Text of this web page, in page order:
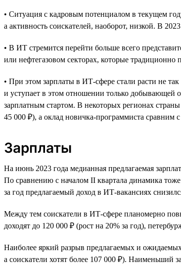
• Ситуация с кадровым потенциалом в текущем
а активность соискателей, наоборот, низкой. В
• В ИТ стремится перейти больше всего
или нефтегазовом секторах, которые
• При этом зарплаты в ИТ-сфере стали расти не
и уступает в этом отношении только добывающей
зарплатным стартом. В некоторых регионах
45 000 ₽), а оклад новичка-программиста сравним
Зарплаты
На июнь 2023 года медианная предлагаемая
По сравнению с началом II квартала динамика
за год предлагаемый доход в ИТ-вакансиях
Между тем соискатели в ИТ-сфере планомерно
доходят до 120 000 ₽ (рост на 20% за год),
Наиболее яркий разрыв предлагаемых и
а соискатели хотят более 107 000 ₽). Наименьший